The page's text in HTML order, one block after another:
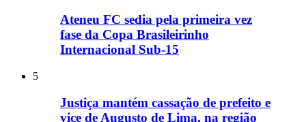
Ateneu FC sedia pela primeira vez
fase da Copa Brasileirinho
Internacional Sub-15
5
Justiça mantém cassação de prefeito e
vice de Augusto de Lima, na região